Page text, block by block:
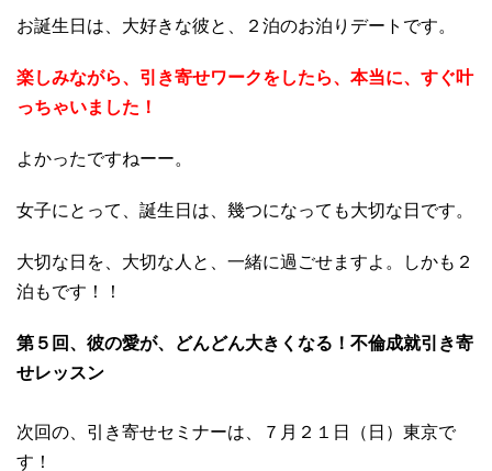
お誕生日は、大好きな彼と、２泊のお泊りデートです。
楽しみながら、引き寄せワークをしたら、本当に、すぐ叶
っちゃいました！
よかったですねーー。
女子にとって、誕生日は、幾つになっても大切な日です。
大切な日を、大切な人と、一緒に過ごせますよ。しかも２
泊もです！！
第５回、彼の愛が、どんどん大きくなる！不倫成就引き寄
せレッスン
次回の、引き寄せセミナーは、７月２１日（日）東京で
す！